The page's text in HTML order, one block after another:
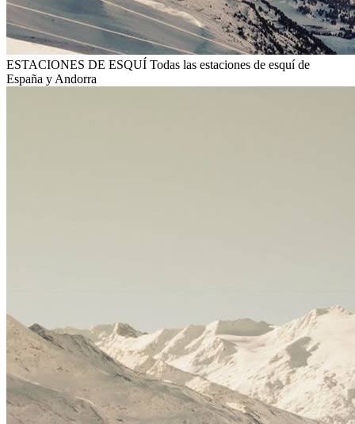
ESTACIONES DE ESQUÍ Todas las estaciones de esquí de
España y Andorra